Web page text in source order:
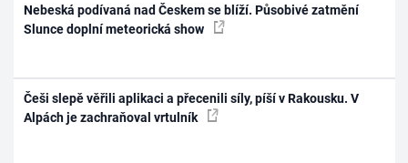
Nebeská podívaná nad Českem se blíží. Působivé zatmění
Slunce doplní meteorická show
Češi slepě věřili aplikaci a přecenili síly, píší v Rakousku. V
Alpách je zachraňoval vrtulník